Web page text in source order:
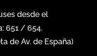
desde el
651/ 654.
de Av. de España)